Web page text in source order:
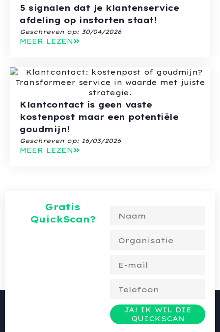
5 signalen dat je klantenservice
afdeling op instorten staat!
Geschreven op: 30/04/2026
MEER LEZEN
Klantcontact is geen vaste
kostenpost maar een potentiële
goudmijn!
Geschreven op: 16/03/2026
MEER LEZEN
Gratis
QuickScan?
JA! IK WIL DIE
QUICKSCAN